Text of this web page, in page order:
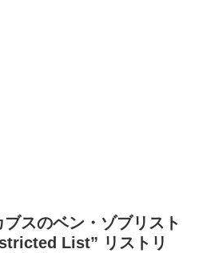
ブスのベン・ゾブリスト
List” リストリ